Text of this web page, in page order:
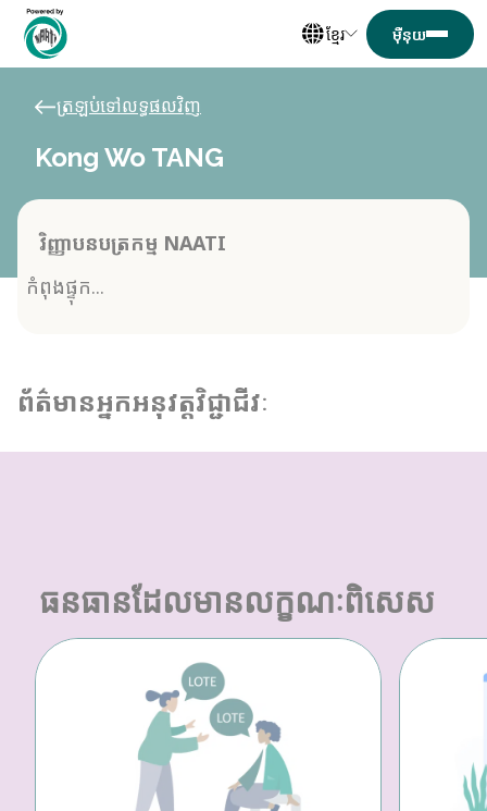
ខ្មែរ
ត្រឡប់ទៅលទ្ធផលវិញ
Kong Wo TANG
វិញ្ញាបនបត្រកម្ម NAATI
កំពុងផ្ទុក...
ព័ត៌មានអ្នកអនុវត្តវិជ្ជាជីវៈ
ធនធានដែលមានលក្ខណៈពិសេស